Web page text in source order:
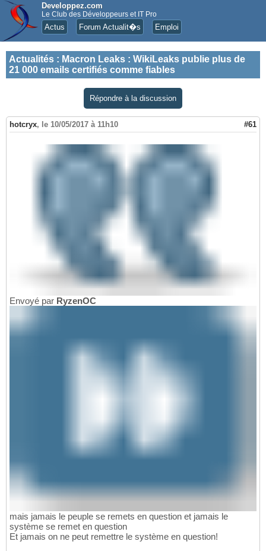
Developpez.com
Le Club des Développeurs et IT Pro
Actus Forum Actualit�s Emploi
Actualités : Macron Leaks : WikiLeaks publie plus de
21 000 emails certifiés comme fiables
Répondre à la discussion
hotcryx, le 10/05/2017 à 11h10 #61
Envoyé par RyzenOC
mais jamais le peuple se remets en question et jamais le
système se remet en question
Et jamais on ne peut remettre le système en question!